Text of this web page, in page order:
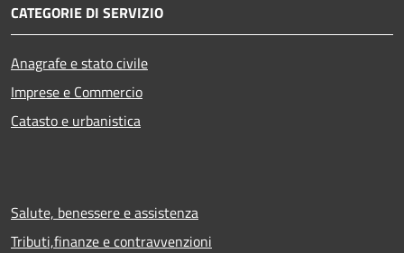
CATEGORIE DI SERVIZIO
Anagrafe e stato civile
Imprese e Commercio
Catasto e urbanistica
Salute, benessere e assistenza
Tributi,finanze e contravvenzioni